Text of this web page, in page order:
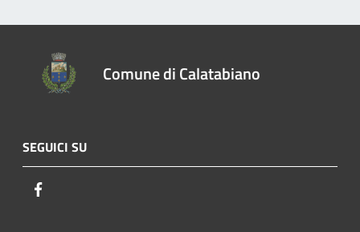
Comune di Calatabiano
SEGUICI SU